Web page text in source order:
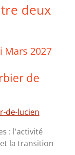
deux
Mars 2027
de
de-lucien
: l'activité
la transition